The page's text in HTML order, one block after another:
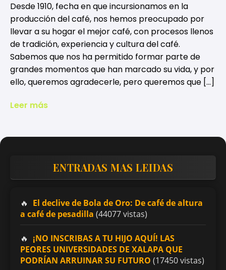
Desde 1910, fecha en que incursionamos en la
producción del café, nos hemos preocupado por
llevar a su hogar el mejor café, con procesos llenos
de tradición, experiencia y cultura del café.
Sabemos que nos ha permitido formar parte de
grandes momentos que han marcado su vida, y por
ello, queremos agradecerle, pero queremos que […]
Leer más
ENTRADAS MAS LEIDAS
El declive de Bola de Oro: De café de altura
a café de pesadilla (44077 vistas)
¡NO INSCRIBAS A TU HIJO AQUÍ! LAS
PEORES UNIVERSIDADES DE XALAPA QUE
PODRÍAN ARRUINAR SU FUTURO (17450 vistas)